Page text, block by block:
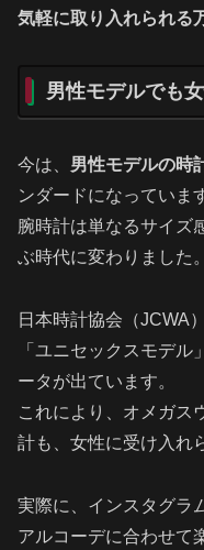
気軽に取り入れられる
男性モデルでも
今は、 男性モデルの時
ンダードになっていま
腕時計は単なるサイズ
ぶ時代に変わりました。
日本時計協会（JCWA
「ユニセックスモデ
ータが出ています。
これにより、オメガス
計も、女性に受け入れ
実際に、インスタグラ
アルコーデに合わせて